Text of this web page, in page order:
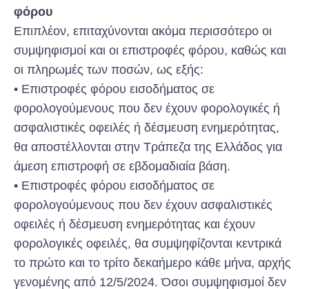
φόρου
Επιπλέον, επιταχύνονται ακόμα περισσότερο οι
συμψηφισμοί και οι επιστροφές φόρου, καθώς και
οι πληρωμές των ποσών, ως εξής:
• Επιστροφές φόρου εισοδήματος σε
φορολογούμενους που δεν έχουν φορολογικές ή
ασφαλιστικές οφειλές ή δέσμευση ενημερότητας,
θα αποστέλλονται στην Τράπεζα της Ελλάδος για
άμεση επιστροφή σε εβδομαδιαία βάση.
• Επιστροφές φόρου εισοδήματος σε
φορολογούμενους που δεν έχουν ασφαλιστικές
οφειλές ή δέσμευση ενημερότητας και έχουν
φορολογικές οφειλές, θα συμψηφίζονται κεντρικά
το πρώτο και το τρίτο δεκαήμερο κάθε μήνα, αρχής
γενομένης από 12/5/2024. Όσοι συμψηφισμοί δεν